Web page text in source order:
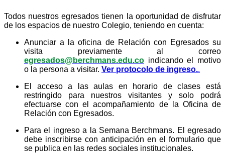
Todos nuestros egresados tienen la oportunidad de disfrutar
de los espacios de nuestro Colegio, teniendo en cuenta:
Anunciar a la oficina de Relación con Egresados su
visita previamente al correo
egresados@berchmans.edu.co indicando el motivo
o la persona a visitar. Ver protocolo de ingreso..
El acceso a las aulas en horario de clases está
restringido para nuestros visitantes y solo podrá
efectuarse con el acompañamiento de la Oficina de
Relación con Egresados.
Para el ingreso a la Semana Berchmans. El egresado
debe inscribirse con anticipación en el formulario que
se publica en las redes sociales institucionales.